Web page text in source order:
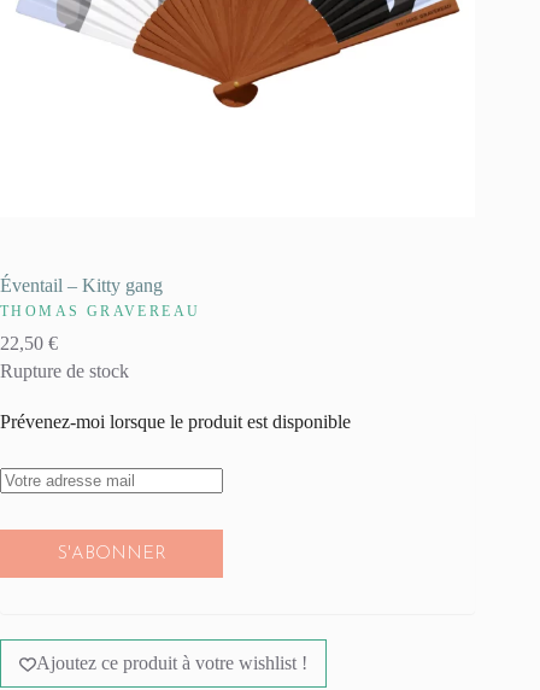
Éventail – Kitty gang
THOMAS GRAVEREAU
22,50 €
Rupture de stock
Prévenez-moi lorsque le produit est disponible
S'ABONNER
Ajoutez ce produit à votre wishlist !